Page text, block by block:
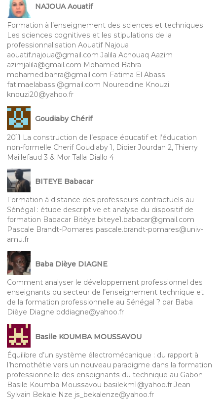
NAJOUA Aouatif
Formation à l’enseignement des sciences et techniques
Les sciences cognitives et les stipulations de la
professionnalisation Aouatif Najoua
aouatif.najoua@gmail.com Jalila Achouaq Aazim
azimjalila@gmail.com Mohamed Bahra
mohamed.bahra@gmail.com Fatima El Abassi
fatimaelabassi@gmail.com Noureddine Knouzi
knouzi20@yahoo.fr
Goudiaby Chérif
2011 La construction de l’espace éducatif et l’éducation
non-formelle Cherif Goudiaby 1, Didier Jourdan 2, Thierry
Maillefaud 3 & Mor Talla Diallo 4
BITEYE Babacar
Formation à distance des professeurs contractuels au
Sénégal : étude descriptive et analyse du dispositif de
formation Babacar Bitèye biteye1.babacar@gmail.com
Pascale Brandt-Pomares pascale.brandt-pomares@univ-
amu.fr
Baba Dièye DIAGNE
Comment analyser le développement professionnel des
enseignants du secteur de l’enseignement technique et
de la formation professionnelle au Sénégal ? par Baba
Dièye Diagne bddiagne@yahoo.fr
Basile KOUMBA MOUSSAVOU
Équilibre d’un système électromécanique : du rapport à
l’homothétie vers un nouveau paradigme dans la formation
professionnelle des enseignants du technique au Gabon
Basile Koumba Moussavou basilekm1@yahoo.fr Jean
Sylvain Bekale Nze js_bekalenze@yahoo.fr